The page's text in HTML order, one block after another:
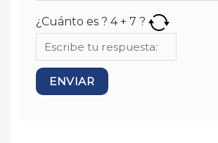
¿Cuánto es ? 4+ 7 ?